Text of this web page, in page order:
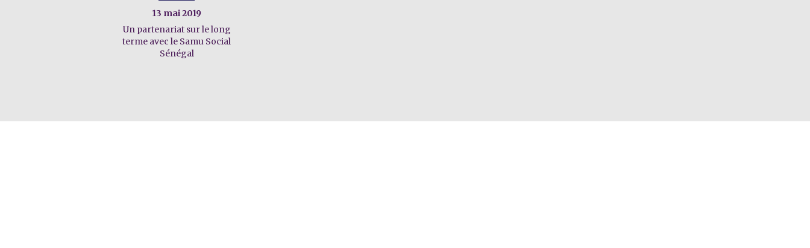
13 mai 2019
Un partenariat sur le long
terme avec le Samu Social
Sénégal